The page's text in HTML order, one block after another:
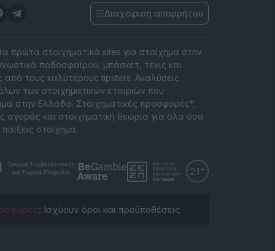
Διαχείριση απορρήτου
πρώτα στοιχηματικά sites για στοίχημα στην
ποδοσφαίρου, μπάσκετ, τένις και
από τους καλύτερους tipsters. Αναλύσεις
των στοιχηματικών εταιριών που
στην Ελλάδα. Στοιχηματικές προσφορές*,
αγοράς και στοιχηματική θεωρία για όλα όσα
στοίχημα.
: Ισχύουν όροι και προϋποθέσεις